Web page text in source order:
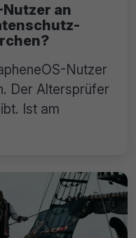
an
Nutzer
Der Altersprüfer
Ist am